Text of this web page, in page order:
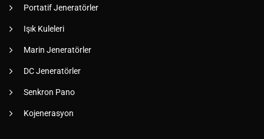
Portatif Jeneratörler
Işık Kuleleri
Marin Jeneratörler
DC Jeneratörler
Senkron Pano
Kojenerasyon